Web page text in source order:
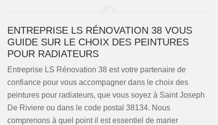
ENTREPRISE LS RÉNOVATION 38 VOUS
GUIDE SUR LE CHOIX DES PEINTURES
POUR RADIATEURS
Entreprise LS Rénovation 38 est votre partenaire de
confiance pour vous accompagner dans le choix des
peintures pour radiateurs, que vous soyez à Saint Joseph
De Riviere ou dans le code postal 38134. Nous
comprenons à quel point il est essentiel de marier